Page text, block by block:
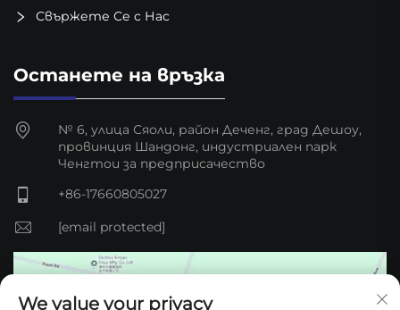
Свържете Се с Нас
Останете на връзка
№ 6, улица Сяоли, район Деченг, град Дешоу,
провинция Шандонг, индустриален парк
Ченгтou за предприсачество
+86-17660805027
[email protected]
We value your privacy